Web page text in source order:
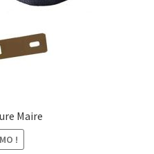
Maire
!